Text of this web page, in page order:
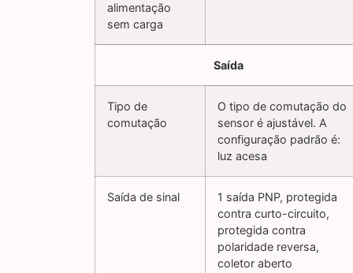
alimentação
sem carga
Saída
Tipo de
comutação
O tipo de comutação do
sensor é ajustável. A
configuração padrão é:
luz acesa
Saída de sinal
1 saída PNP, protegida
contra curto-circuito,
protegida contra
polaridade reversa,
coletor aberto